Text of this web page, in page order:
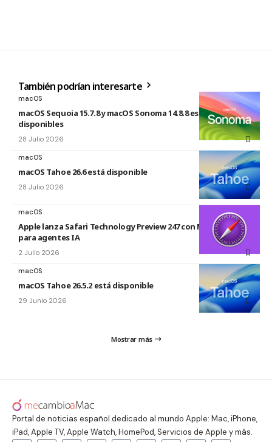
También podrían interesarte
macOS
macOS Sequoia 15.7.8 y macOS Sonoma 14.8.8 están
disponibles
28 Julio 2026
macOS
macOS Tahoe 26.6 está disponible
28 Julio 2026
macOS
Apple lanza Safari Technology Preview 247 con MCP Server
para agentes IA
2 Julio 2026
macOS
macOS Tahoe 26.5.2 está disponible
29 Junio 2026
Mostrar más
Portal de noticias español dedicado al mundo Apple: Mac, iPhone,
iPad, Apple TV, Apple Watch, HomePod, Servicios de Apple y más.